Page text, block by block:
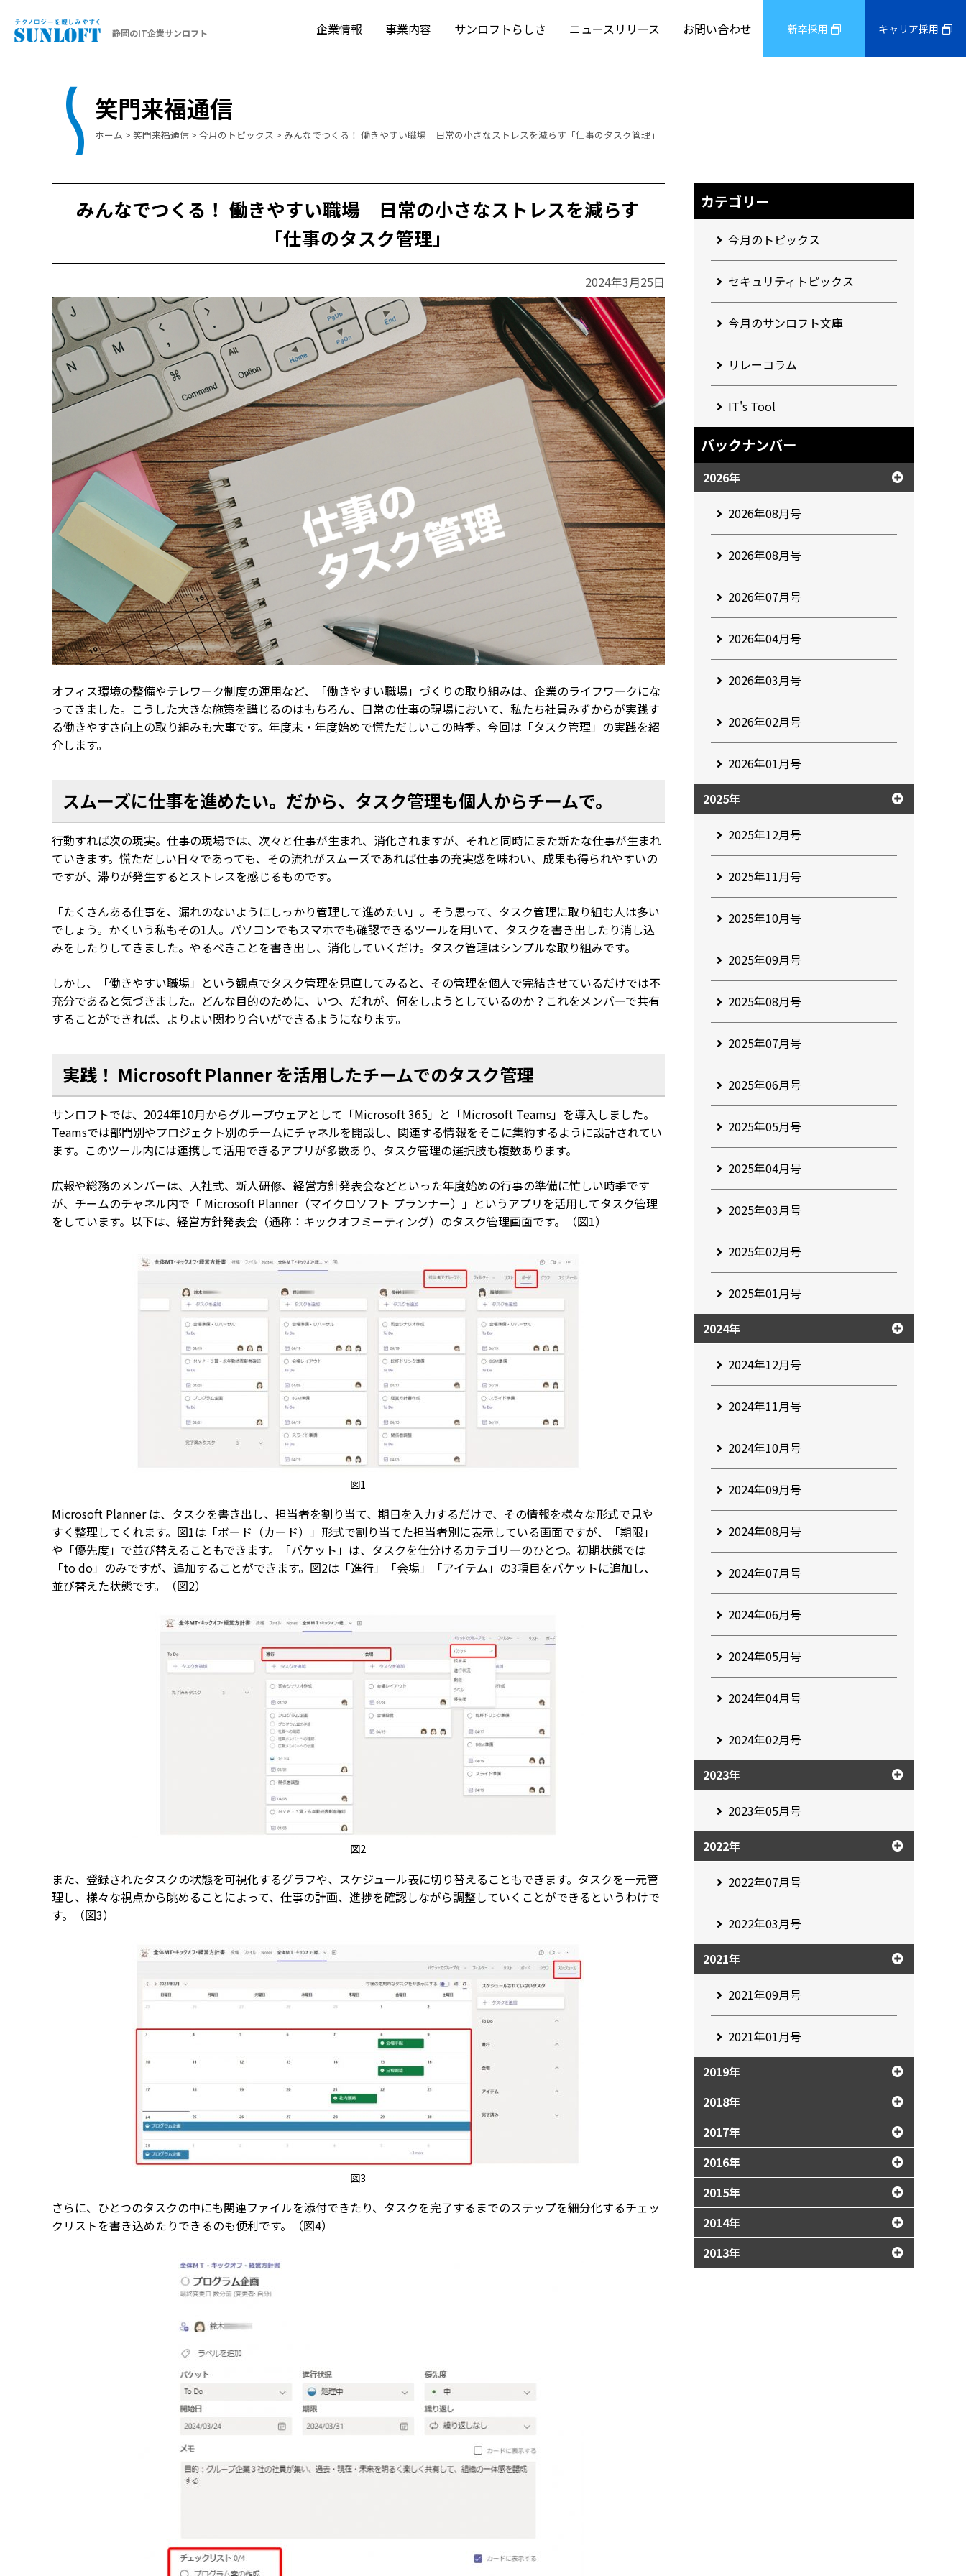
静岡のIT企業サンロフト 企業情報 事業内容 サンロフトらしさ ニュースリリース お問い合わせ 新卒採用 キャリア採用
笑門来福通信
ホーム > 笑門来福通信 > 今月のトピックス > みんなでつくる！ 働きやすい職場 日常の小さなストレスを減らす「仕事のタスク管理」
みんなでつくる！ 働きやすい職場 日常の小さなストレスを減らす
「仕事のタスク管理」
2024年3月25日
オフィス環境の整備やテレワーク制度の運用など、 「働きやすい職場 」づくりの取り組みは、企業のライフワークにな
ってきました。 こうした大きな施策を講じるのはもちろん、日常の仕事の現場において、私たち社員みずからが実践す
る働きやすさ向上の取り組みも大事です。 年度末・年度始めで慌ただしいこの時季。 今回は 「タスク管理」 の実践を紹
介します。
スムーズに仕事を進めたい。だから、 タスク管理も個人からチームで。
行動すれば次の現実。仕事の現場では、次々と仕事が生まれ、消化されますが、それと同時にまた新たな仕事が生まれ
ていきます。慌ただしい日々であっても、その流れがスムーズであれば仕事の充実感を味わい、成果も得られやすいの
ですが、滞りが発生するとストレスを感じるものです。
「たくさんある仕事を、漏れのないようにしっかり管理して進めたい」。そう思って、タスク管理に取り組む人は多い
でしょう。かくいう私もその1人。パソコンでもスマホでも確認できるツールを用いて、タスクを書き出したり消し込
みをしたりしてきました。やるべきことを書き出し、消化していくだけ。タスク管理はシンプルな取り組みです。
しかし、「働きやすい職場」という観点でタスク管理を見直してみると、その管理を個人で完結させているだけでは不
充分であると気づきました。どんな目的のために、いつ、だれが、何をしようとしているのか？これをメンバーで共有
することができれば、よりよい関わり合いができるようになります。
実践！ Microsoft Planner を活用したチームでのタスク管理
サンロフトでは、2024年10月からグループウェアとして「Microsoft 365」と 「Microsoft Teams」を導入しました。
Teamsでは部門別やプロジェクト別のチームにチャネルを開設し、関連する情報をそこに集約するように設計されてい
ます。このツール内には連携して活用できるアプリが多数あり、タスク管理の選択肢も複数あります。
広報や総務のメンバーは、入社式、新人研修、経営方針発表会などといった年度始めの行事の準備に忙しい時季です
が、チームのチャネル内で「 Microsoft Planner（マイクロソフト プランナー）」というアプリを活用してタスク管理
をしています。以下は、経営方針発表会（通称：キックオフミーティング）のタスク管理画面です。（図1）
図1
Microsoft Planner は、 タスクを書き出し、担当者を割り当て、期日を入力するだけで、その情報を様々な形式で見や
すく整理してくれます。図1は「ボード（カード）」形式で割り当てた担当者別に表示している画面ですが、「期限」
や「優先度」で並び替えることもできます。「バケット」は、タスクを仕分けるカテゴリーのひとつ。初期状態では
「to do」のみですが、追加することができます。図2は「進行」「会場」「アイテム」の3項目をバケットに追加し、
並び替えた状態です。（図2）
図2
また、登録されたタスクの状態を可視化するグラフや、スケジュール表に切り替えることもできます。タスクを一元管
理し、様々な視点から眺めることによって、仕事の計画、進捗を確認しながら調整していくことができるというわけで
す。（図3）
図3
さらに、ひとつのタスクの中にも関連ファイルを添付できたり、タスクを完了するまでのステップを細分化するチェッ
クリストを書き込めたりできるのも便利です。（図4）
カテゴリー
今月のトピックス
セキュリティトピックス
今月のサンロフト文庫
リレーコラム
IT's Tool
バックナンバー
2026年
2026年08月号
2026年08月号
2026年07月号
2026年04月号
2026年03月号
2026年02月号
2026年01月号
2025年
2025年12月号
2025年11月号
2025年10月号
2025年09月号
2025年08月号
2025年07月号
2025年06月号
2025年05月号
2025年04月号
2025年03月号
2025年02月号
2025年01月号
2024年
2024年12月号
2024年11月号
2024年10月号
2024年09月号
2024年08月号
2024年07月号
2024年06月号
2024年05月号
2024年04月号
2024年02月号
2023年
2023年05月号
2022年
2022年07月号
2022年03月号
2021年
2021年09月号
2021年01月号
2019年
2018年
2017年
2016年
2015年
2014年
2013年